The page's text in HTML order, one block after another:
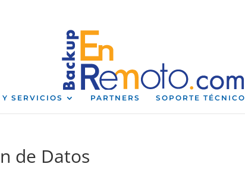
SERVICIOS PARTNERS SOPORTE TÉCNICO
de Datos